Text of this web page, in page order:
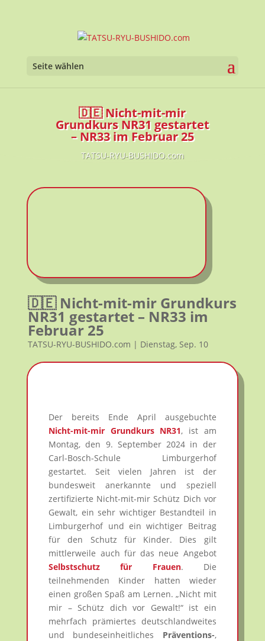
Seite wählen
🇩🇪 Nicht-mit-mir
Grundkurs NR31 gestartet
– NR33 im Februar 25
TATSU-RYU-BUSHIDO.com
🇩🇪 Nicht-mit-mir Grundkurs
NR31 gestartet – NR33 im
Februar 25
TATSU-RYU-BUSHIDO.com | Dienstag, Sep. 10
Der bereits Ende April ausgebuchte
Nicht-mit-mir Grundkurs NR31, ist am
Montag, den 9. September 2024 in der
Carl-Bosch-Schule Limburgerhof
gestartet. Seit vielen Jahren ist der
bundesweit anerkannte und speziell
zertifizierte Nicht-mit-mir Schütz Dich vor
Gewalt, ein sehr wichtiger Bestandteil in
Limburgerhof und ein wichtiger Beitrag
für den Schutz für Kinder. Dies gilt
mittlerweile auch für das neue Angebot
Selbstschutz für Frauen. Die
teilnehmenden Kinder hatten wieder
einen großen Spaß am Lernen. „Nicht mit
mir – Schütz dich vor Gewalt!“ ist ein
mehrfach prämiertes deutschlandweites
und bundeseinheitliches Präventions-,